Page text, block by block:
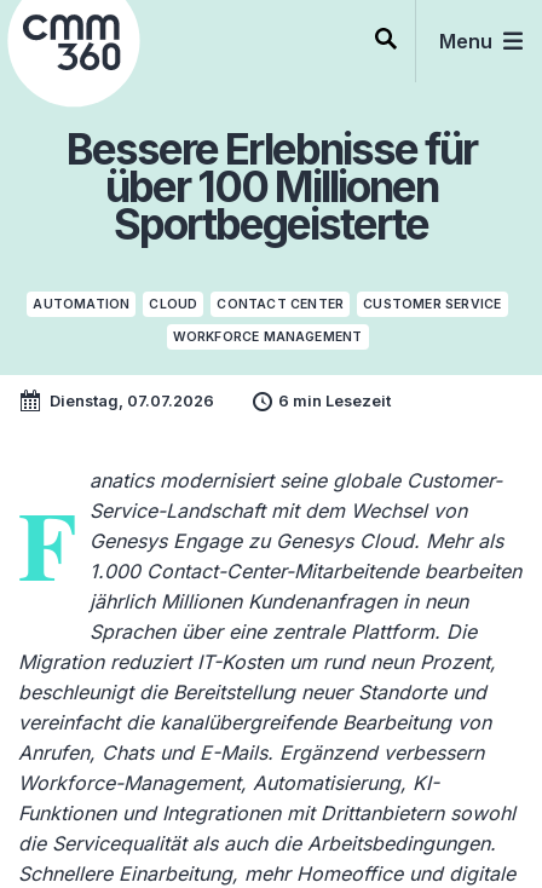
Skip
to
content
Menu
Bessere Erlebnisse für
über 100 Millionen
Sportbegeisterte
AUTOMATION CLOUD CONTACT CENTER CUSTOMER SERVICE
WORKFORCE MANAGEMENT
Dienstag, 07.07.2026 6 min Lesezeit
F
anatics modernisiert seine globale Customer-
Service-Landschaft mit dem Wechsel von
Genesys Engage zu Genesys Cloud. Mehr als
1.000 Contact-Center-Mitarbeitende bearbeiten
jährlich Millionen Kundenanfragen in neun
Sprachen über eine zentrale Plattform. Die
Migration reduziert IT-Kosten um rund neun Prozent,
beschleunigt die Bereitstellung neuer Standorte und
vereinfacht die kanalübergreifende Bearbeitung von
Anrufen, Chats und E-Mails. Ergänzend verbessern
Workforce-Management, Automatisierung, KI-
Funktionen und Integrationen mit Drittanbietern sowohl
die Servicequalität als auch die Arbeitsbedingungen.
Schnellere Einarbeitung, mehr Homeoffice und digitale